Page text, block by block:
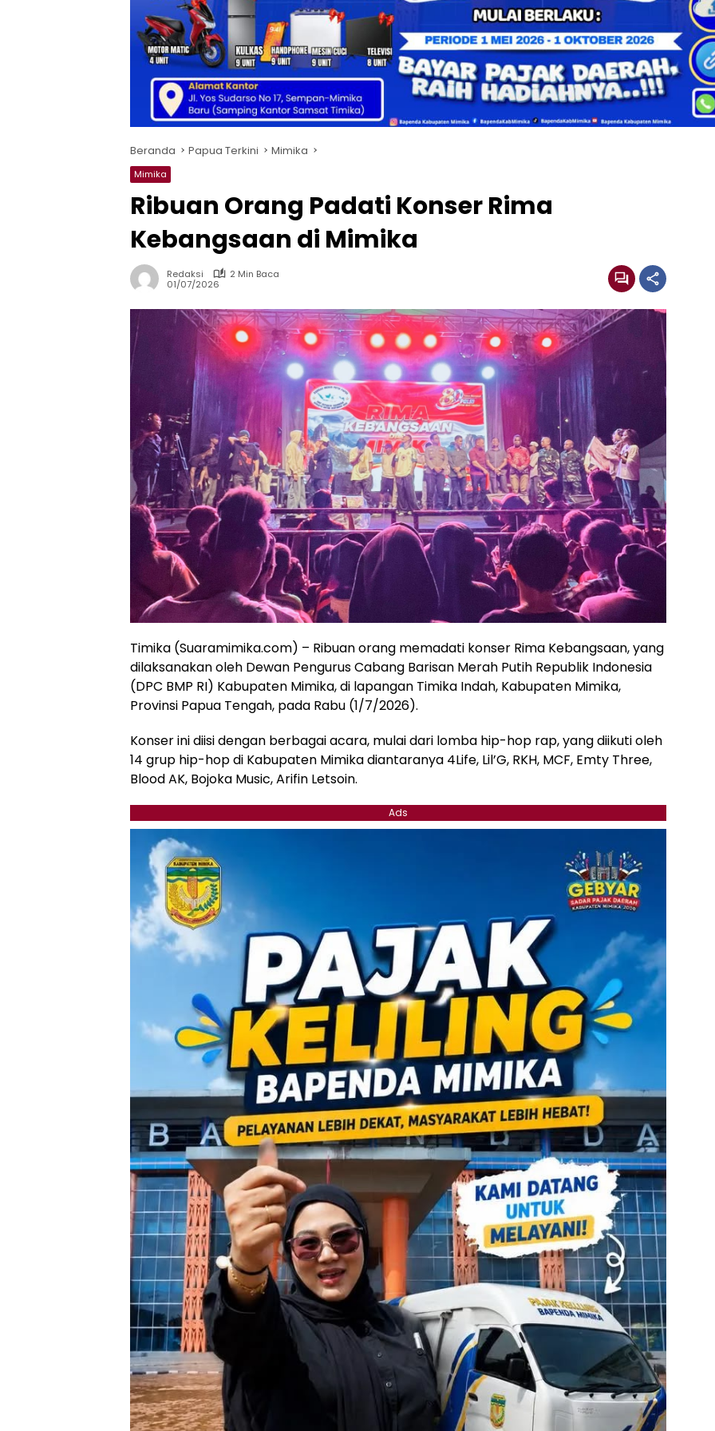
Beranda Papua Terkini Mimika
Mimika
Ribuan Orang Padati Konser Rima
Kebangsaan di Mimika
Redaksi
2 Min Baca
01/07/2026
Timika (Suaramimika.com) – Ribuan orang memadati konser Rima Kebangsaan, yang
dilaksanakan oleh Dewan Pengurus Cabang Barisan Merah Putih Republik Indonesia
(DPC BMP RI) Kabupaten Mimika, di lapangan Timika Indah, Kabupaten Mimika,
Provinsi Papua Tengah, pada Rabu (1/7/2026).
Konser ini diisi dengan berbagai acara, mulai dari lomba hip-hop rap, yang diikuti oleh
14 grup hip-hop di Kabupaten Mimika diantaranya 4Life, Lil’G, RKH, MCF, Emty Three,
Blood AK, Bojoka Music, Arifin Letsoin.
Ads